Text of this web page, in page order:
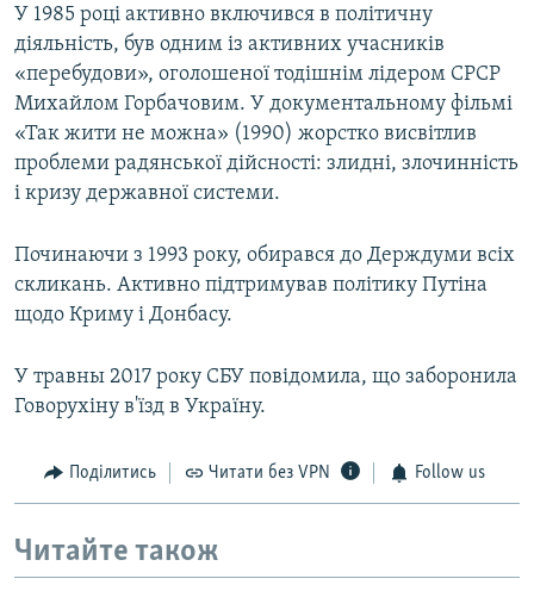
У 1985 році активно включився в політичну
діяльність, був одним із активних учасників
«перебудови», оголошеної тодішнім лідером СРСР
Михайлом Горбачовим. У документальному фільмі
«Так жити не можна» (1990) жорстко висвітлив
проблеми радянської дійсності: злидні, злочинність
і кризу державної системи.
Починаючи з 1993 року, обирався до Держдуми всіх
скликань. Активно підтримував політику Путіна
щодо Криму і Донбасу.
У травны 2017 року СБУ повідомила, що заборонила
Говорухіну в'їзд в Україну.
Поділитись Читати без VPN Follow us
Читайте також